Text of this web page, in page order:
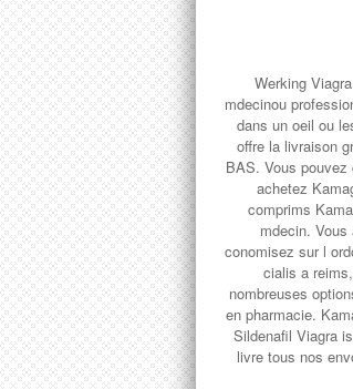
Werking
mdecinou
dans un oeil ou
offre la livraison
BAS. Vous pouvez
achetez
comprims
mdecin.
conomisez sur l
cialis a
nombreuses
en pharmacie.
Sildenafil Viagra
livre tous nos